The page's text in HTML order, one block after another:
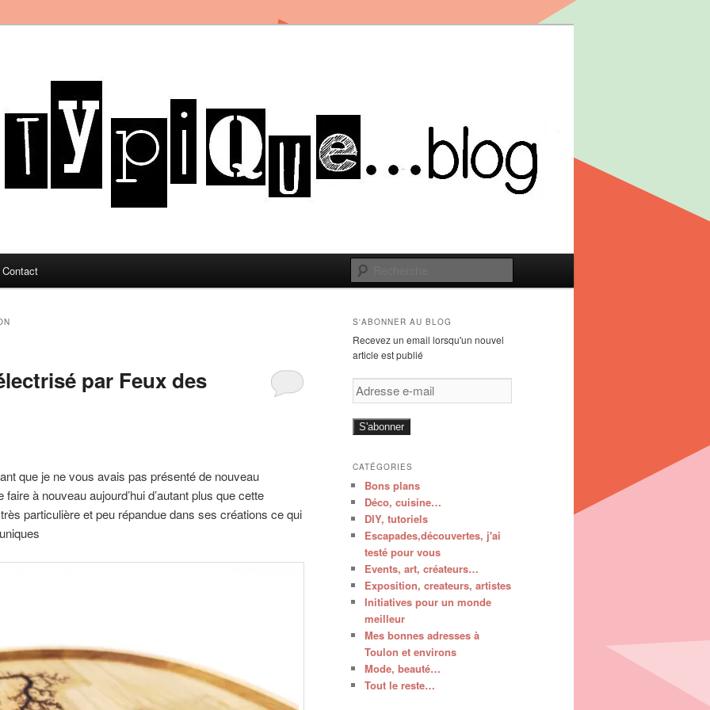
Contact
par Feux des
que je ne vous avais pas présenté de nouveau
à nouveau aujourd’hui d’autant plus que cette
particulière et peu répandue dans ses créations ce qui
S'ABONNER AU BLOG
Recevez un email lorsqu'un nouvel
article est publié
Adresse
e-
S'abonner
CATÉGORIES
Bons plans
Déco, cuisine…
DIY, tutoriels
Escapades,découvertes, j'ai
testé pour vous
Events, art, créateurs…
Exposition, createurs, artistes
Initiatives pour un monde
meilleur
Mes bonnes adresses à
Toulon et environs
Mode, beauté…
Tout le reste…